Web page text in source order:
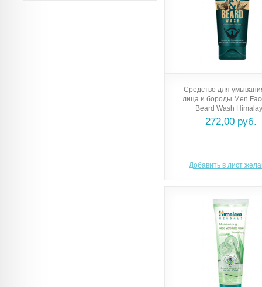
Средство для
лица и бороды Men
Beard Wash
272,00 руб.
Добавить в лист